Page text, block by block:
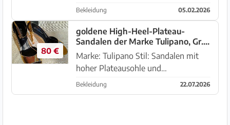
bestehen aus hochwertigen
Materialien mit präzisen Nähten. Stil:
Flache Pantoletten (Slides) mit einem
breiten Riemen über dem Spann
Zusta...
Bekleidung 05.02.2026
80 €
goldene High-Heel-Plateau-
Sandalen der Marke Tulipano, Gr.
38, wie Neu
Marke: Tulipano Stil: Sandalen mit
hoher Plateausohle und
Stilettoabsatz Farbe: Gold Material:
Hochwertiges Kunstleder in
Bekleidung 22.07.2026